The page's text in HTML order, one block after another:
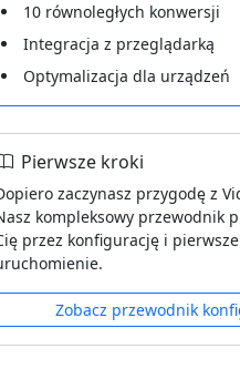
10 równoległych konwersji
Integracja z przeglądarką
Optymalizacja dla urządzeń
Pierwsze kroki
zaczynasz przygodę z
kompleksowy przewodnik
przez konfigurację i pierwsze
Zobacz przewodnik